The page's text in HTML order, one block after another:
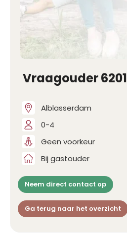
Vraagouder 6201
Alblasserdam
0-4
Geen voorkeur
Bij gastouder
Neem direct contact op
Ga terug naar het overzicht